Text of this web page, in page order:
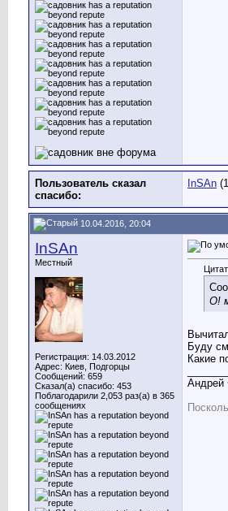
Пользователь сказал
cпасибо:
InSAn
10.04.2016, 20:04
InSAn
Местный
Регистрация: 14.03.2012
Адрес: Киев, Подгорцы
Сообщений: 659
Сказал(а) спасибо: 453
Поблагодарили 2,053 раз(а) в 365
сообщениях
О!
Буду
Какие
Андрей